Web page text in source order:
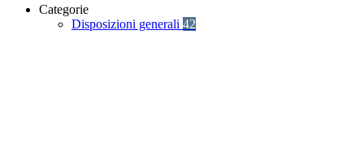
Categorie
Disposizioni generali 42